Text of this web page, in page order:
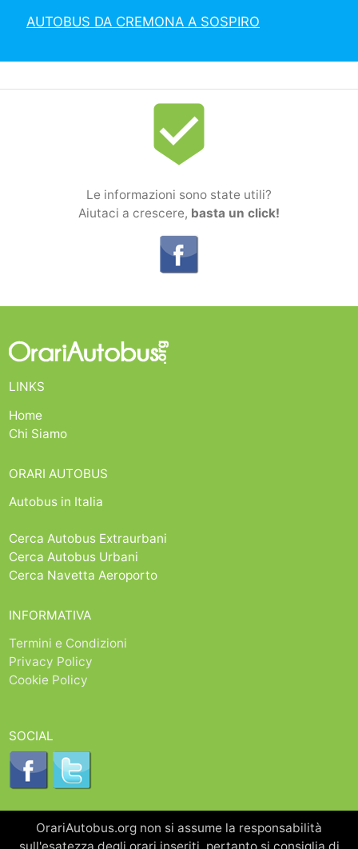
AUTOBUS DA CREMONA A SOSPIRO
beenhere
Le informazioni sono state utili?
Aiutaci a crescere, basta un click!
LINKS
Home
Chi Siamo
ORARI AUTOBUS
Autobus in Italia
Cerca Autobus Extraurbani
Cerca Autobus Urbani
Cerca Navetta Aeroporto
INFORMATIVA
Termini e Condizioni
Privacy Policy
Cookie Policy
SOCIAL
OrariAutobus.org non si assume la responsabilità